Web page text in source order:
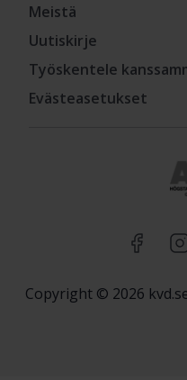
Meistä
Uutiskirje
Työskentele
Evästeasetukset
Copyright © 2026